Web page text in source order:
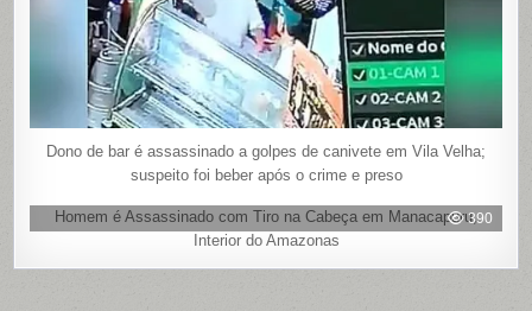
Dono de bar é assassinado a golpes de canivete em Vila Velha;
suspeito foi beber após o crime e preso
390
Homem é Assassinado com Tiro na Cabeça em Manacapuru,
Interior do Amazonas